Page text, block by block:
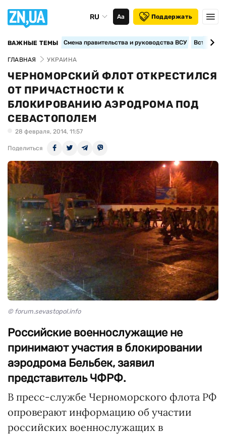
RU Аа Поддержать
ВАЖНЫЕ ТЕМЫ Смена правительства и руководства ВСУ
ГЛАВНАЯ УКРАИНА
ЧЕРНОМОРСКИЙ ФЛОТ ОТКРЕСТИЛСЯ
ОТ ПРИЧАСТНОСТИ К
БЛОКИРОВАНИЮ АЭРОДРОМА ПОД
СЕВАСТОПОЛЕМ
28 февраля, 2014, 11:57
Поделиться
© forum.sevastopol.info
Российские военнослужащие не
принимают участия в блокировании
аэродрома Бельбек, заявил
представитель ЧФРФ.
В пресс-службе Черноморского флота РФ
опроверают информацию об участии
российских военнослужащих в